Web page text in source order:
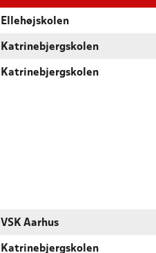
Ellehøjskolen
Katrinebjergskolen
Katrinebjergskolen
VSK Aarhus
Katrinebjergskolen